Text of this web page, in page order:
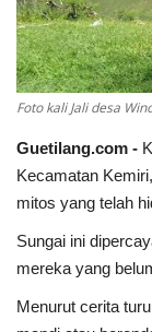
UMKM &
Pekerja Migran
Ekonomi
Pendidikan
Informasi
Foto kali Jali desa
Guetilang.com -
Kecamatan
mitos yang telah
Sungai ini
mereka yang
Menurut cerita